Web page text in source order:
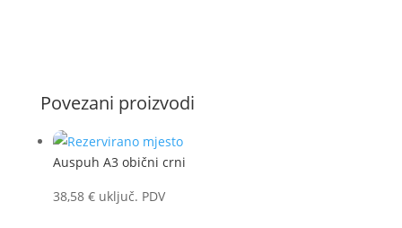
Povezani proizvodi
Auspuh A3 obični crni
38,58 € uključ. PDV